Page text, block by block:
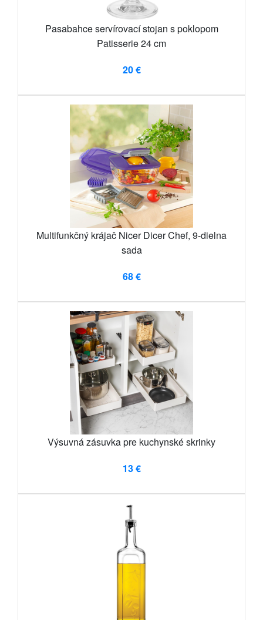
Pasabahce servírovací stojan s poklopom
Patisserie 24 cm
20 €
Multifunkčný krájač Nicer Dicer Chef, 9-dielna
sada
68 €
Výsuvná zásuvka pre kuchynské skrinky
13 €